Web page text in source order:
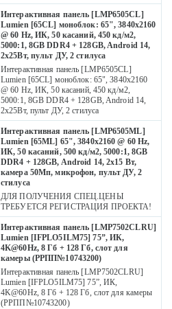
Интерактивная панель [LMP6505CL]
Lumien [65CL] моноблок: 65", 3840x2160
@ 60 Hz, ИК, 50 касаний, 450 кд/м2,
5000:1, 8GB DDR4 + 128GB, Android 14,
2x25Вт, пульт ДУ, 2 стилуса
Интерактивная панель [LMP6505CL]
Lumien [65CL] моноблок: 65", 3840x2160
@ 60 Hz, ИК, 50 касаний, 450 кд/м2,
5000:1, 8GB DDR4 + 128GB, Android 14,
2x25Вт, пульт ДУ, 2 стилуса
Интерактивная панель [LMP6505ML]
Lumien [65ML] 65", 3840x2160 @ 60 Hz,
ИК, 50 касаний, 500 кд/м2, 5000:1, 8GB
DDR4 + 128GB, Android 14, 2x15 Вт,
камера 50Мп, микрофон, пульт ДУ, 2
стилуса
ДЛЯ ПОЛУЧЕНИЯ СПЕЦ.ЦЕНЫ
ТРЕБУЕТСЯ РЕГИСТРАЦИЯ ПРОЕКТА!
Интерактивная панель [LMP7502CLRU]
Lumien [IFPLO5ILM75] 75”, ИК,
4K@60Hz, 8 Гб + 128 Гб, слот для
камеры (РРПП№10743200)
Интерактивная панель [LMP7502CLRU]
Lumien [IFPLO5ILM75] 75”, ИК,
4K@60Hz, 8 Гб + 128 Гб, слот для камеры
(РРПП№10743200)